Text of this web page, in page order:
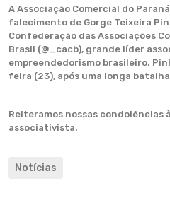
A Associação Comercial do
falecimento de Gorge Teixeira
Confederação das Associações
Brasil (@_cacb), grande líder
empreendedorismo brasileiro.
feira (23), após uma longa
Reiteramos nossas condolências
associativista.
Notícias